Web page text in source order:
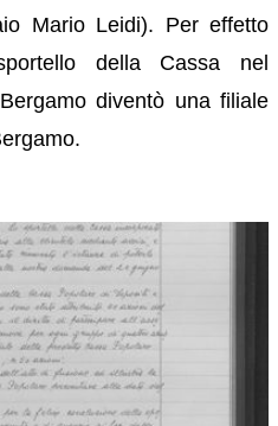
Mario Leidi). Per effetto
della Cassa nel
diventò una filiale